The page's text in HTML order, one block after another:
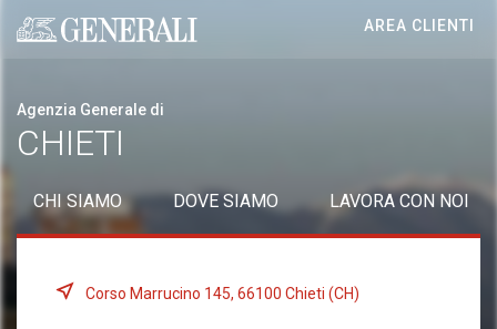
Generali logo
AREA CLIENTI
Agenzia Generale di
CHIETI
CHI SIAMO DOVE SIAMO LAVORA CON NOI
Corso Marrucino 145, 66100 Chieti (CH)